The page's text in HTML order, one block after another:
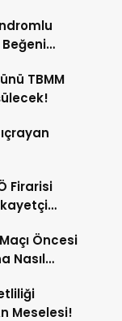
Beğeni
TBMM
Firarisi
Öncesi
Nasıl
Meselesi!